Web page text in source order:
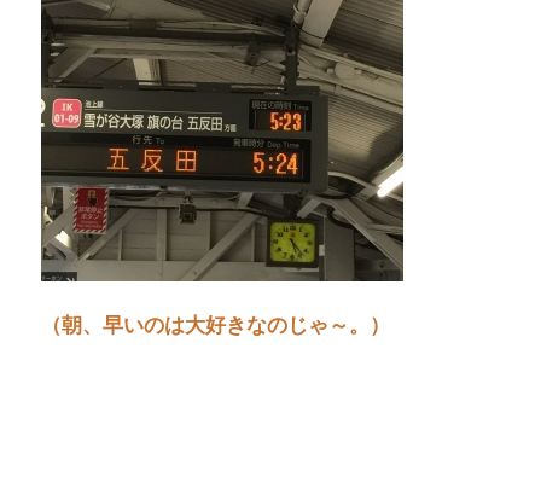
（朝、早いのは大好きなのじゃ～。）